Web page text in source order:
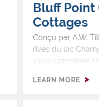
Bluff Point
Cottages
Conçu par A.W.
rives du lac
vieux complexe
scéniques. Vous
golf et une belle
LEARN MORE